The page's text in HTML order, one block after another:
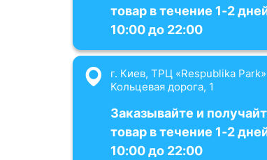
товар в течение 1-2
10:00 до 22:00
г. Киев, ТРЦ «Respublika
Кольцевая дорога, 1
Заказывайте и
товар в течение 1-2
10:00 до 22:00